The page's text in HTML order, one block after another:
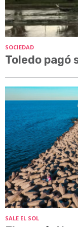
SOCIEDAD
Toledo pagó
SALE EL SOL